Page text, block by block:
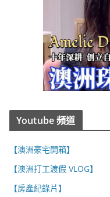
Youtube 頻道
【澳洲豪宅開箱】
【澳洲打工渡假 VLOG】
【房產紀錄片】